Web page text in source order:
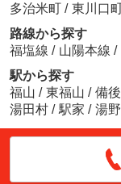
多治米町 / 東川口
路線から探す
福塩線 / 山陽本線 /
駅から探す
福山 / 東福山 / 備
湯田村 / 駅家 / 湯野